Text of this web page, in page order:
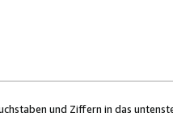
und Ziffern in das